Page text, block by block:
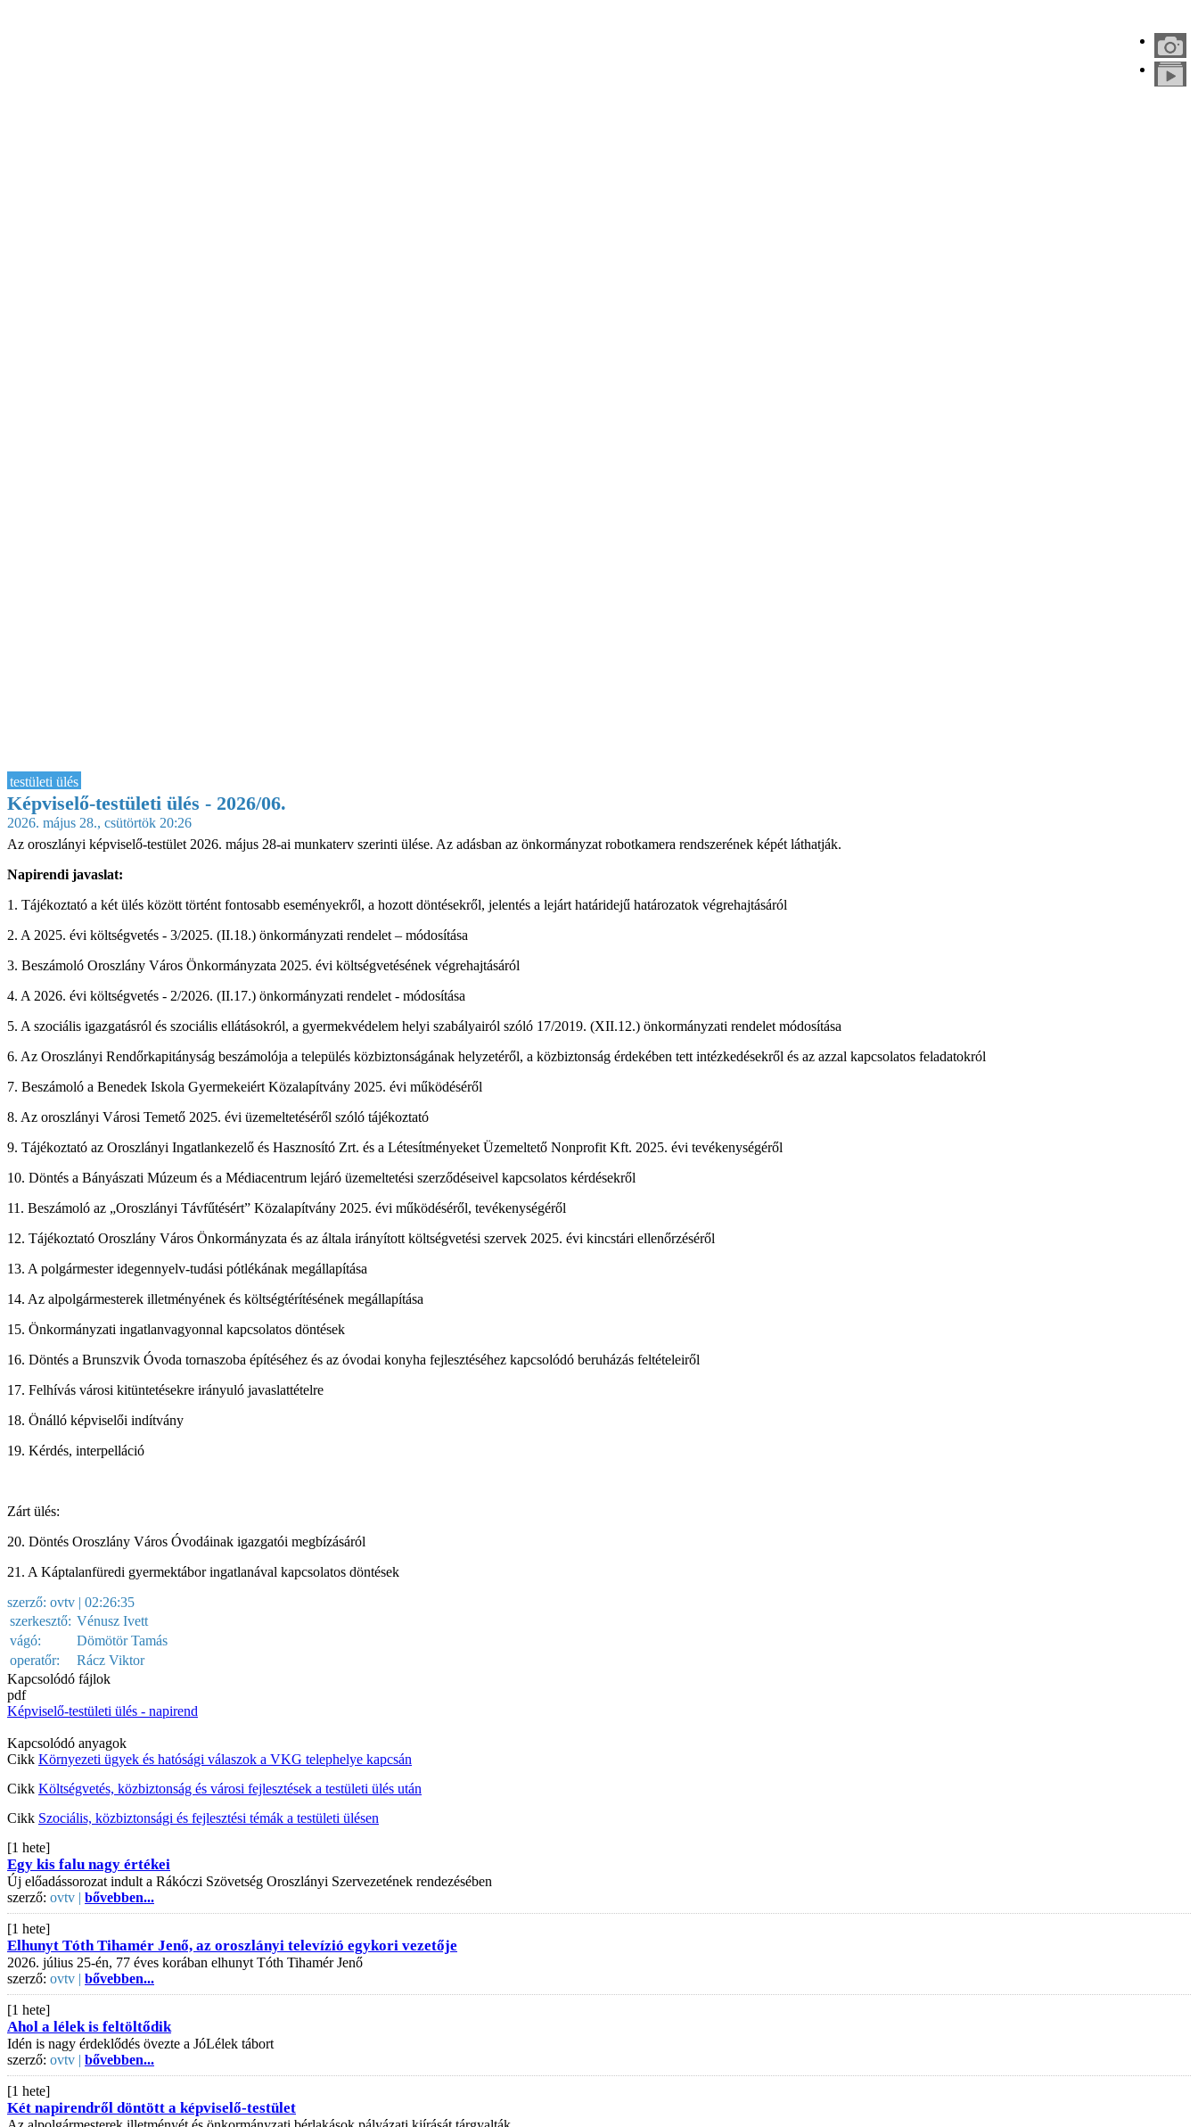
testületi ülés
Képviselő-testületi ülés - 2026/06.
2026. május 28., csütörtök 20:26
Az oroszlányi képviselő-testület 2026. május 28-ai munkaterv szerinti ülése. Az adásban az önkormányzat robotkamera rendszerének képét láthatják.
Napirendi javaslat:
1. Tájékoztató a két ülés között történt fontosabb eseményekről, a hozott döntésekről, jelentés a lejárt határidejű határozatok végrehajtásáról
2. A 2025. évi költségvetés - 3/2025. (II.18.) önkormányzati rendelet – módosítása
3. Beszámoló Oroszlány Város Önkormányzata 2025. évi költségvetésének végrehajtásáról
4. A 2026. évi költségvetés - 2/2026. (II.17.) önkormányzati rendelet - módosítása
5. A szociális igazgatásról és szociális ellátásokról, a gyermekvédelem helyi szabályairól szóló 17/2019. (XII.12.) önkormányzati rendelet módosítása
6. Az Oroszlányi Rendőrkapitányság beszámolója a település közbiztonságának helyzetéről, a közbiztonság érdekében tett intézkedésekről és az azzal kapcsolatos feladatokról
7. Beszámoló a Benedek Iskola Gyermekeiért Közalapítvány 2025. évi működéséről
8. Az oroszlányi Városi Temető 2025. évi üzemeltetéséről szóló tájékoztató
9. Tájékoztató az Oroszlányi Ingatlankezelő és Hasznosító Zrt. és a Létesítményeket Üzemeltető Nonprofit Kft. 2025. évi tevékenységéről
10. Döntés a Bányászati Múzeum és a Médiacentrum lejáró üzemeltetési szerződéseivel kapcsolatos kérdésekről
11. Beszámoló az „Oroszlányi Távfűtésért” Közalapítvány 2025. évi működéséről, tevékenységéről
12. Tájékoztató Oroszlány Város Önkormányzata és az általa irányított költségvetési szervek 2025. évi kincstári ellenőrzéséről
13. A polgármester idegennyelv-tudási pótlékának megállapítása
14. Az alpolgármesterek illetményének és költségtérítésének megállapítása
15. Önkormányzati ingatlanvagyonnal kapcsolatos döntések
16. Döntés a Brunszvik Óvoda tornaszoba építéséhez és az óvodai konyha fejlesztéséhez kapcsolódó beruházás feltételeiről
17. Felhívás városi kitüntetésekre irányuló javaslattételre
18. Önálló képviselői indítvány
19. Kérdés, interpelláció
Zárt ülés:
20. Döntés Oroszlány Város Óvodáinak igazgatói megbízásáról
21. A Káptalanfüredi gyermektábor ingatlanával kapcsolatos döntések
szerző: ovtv | 02:26:35
szerkesztő: Vénusz Ivett
vágó:
Dömötör Tamás
operatőr:
Rácz Viktor
Kapcsolódó fájlok
pdf
Képviselő-testületi ülés - napirend
Kapcsolódó anyagok
Cikk Környezeti ügyek és hatósági válaszok a VKG telephelye kapcsán
Cikk Költségvetés, közbiztonság és városi fejlesztések a testületi ülés után
Cikk Szociális, közbiztonsági és fejlesztési témák a testületi ülésen
[1 hete]
Egy kis falu nagy értékei
Új előadássorozat indult a Rákóczi Szövetség Oroszlányi Szervezetének rendezésében
szerző: ovtv | bővebben...
[1 hete]
Elhunyt Tóth Tihamér Jenő, az oroszlányi televízió egykori vezetője
2026. július 25-én, 77 éves korában elhunyt Tóth Tihamér Jenő
szerző: ovtv | bővebben...
[1 hete]
Ahol a lélek is feltöltődik
Idén is nagy érdeklődés övezte a JóLélek tábort
szerző: ovtv | bővebben...
[1 hete]
Két napirendről döntött a képviselő-testület